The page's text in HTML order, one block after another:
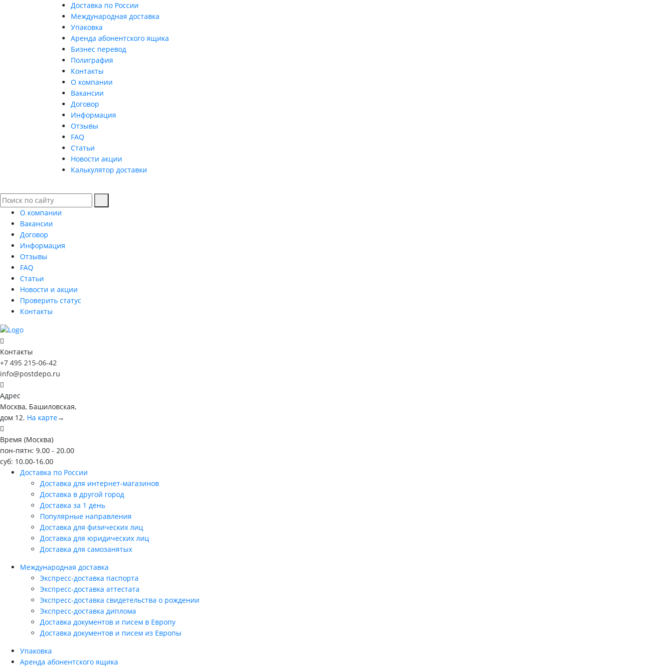
Доставка по России
Международная доставка
Упаковка
Аренда абонентского ящика
Бизнес перевод
Полиграфия
Контакты
О компании
Вакансии
Договор
Информация
Отзывы
FAQ
Статьи
Новости акции
Калькулятор доставки
О компании
Вакансии
Договор
Информация
Отзывы
FAQ
Статьи
Новости и акции
Проверить статус
Контакты
Контакты
+7 495 215-06-42
info@postdepo.ru
Адрес
Москва, Башиловская,
дом 12. На карте→
Время (Москва)
пон-пятн: 9.00 - 20.00
суб: 10.00-16.00
Доставка по России
Доставка для интернет-магазинов
Доставка в другой город
Доставка за 1 день
Популярные направления
Доставка для физических лиц
Доставка для юридических лиц
Доставка для самозанятых
Международная доставка
Экспресс-доставка паспорта
Экспресс-доставка аттестата
Экспресс-доставка свидетельства о рождении
Экспресс-доставка диплома
Доставка документов и писем в Европу
Доставка документов и писем из Европы
Упаковка
Аренда абонентского ящика